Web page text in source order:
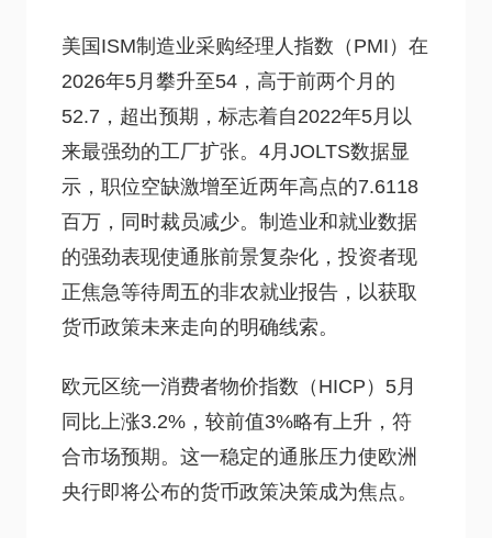
美国ISM制造业采购经理人指数（PMI）在
2026年5月攀升至54，高于前两个月的
52.7，超出预期，标志着自2022年5月以
来最强劲的工厂扩张。4月JOLTS数据显
示，职位空缺激增至近两年高点的7.6118
百万，同时裁员减少。制造业和就业数据
的强劲表现使通胀前景复杂化，投资者现
正焦急等待周五的非农就业报告，以获取
货币政策未来走向的明确线索。
欧元区统一消费者物价指数（HICP）5月
同比上涨3.2%，较前值3%略有上升，符
合市场预期。这一稳定的通胀压力使欧洲
央行即将公布的货币政策决策成为焦点。